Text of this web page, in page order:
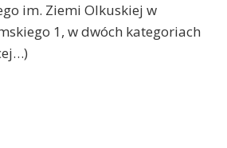
im. Ziemi Olkuskiej w
1, w dwóch kategoriach